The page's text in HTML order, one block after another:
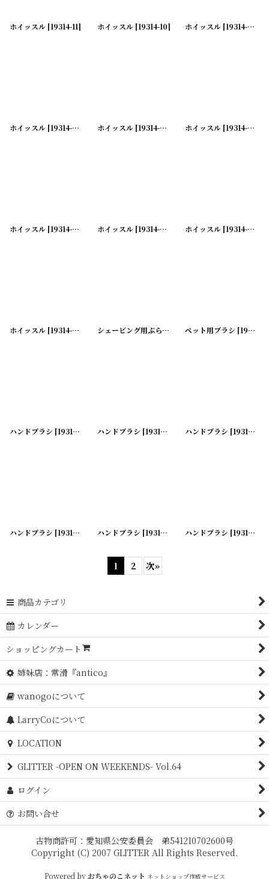
ホイッスル [19314-11] ホイッスル [19314-10] ホイッスル [19314-09
ホイッスル [19314-08 ホイッスル [19314-07 ホイッスル [19314-06
ホイッスル [19314-05 ホイッスル [19314-04 ホイッスル [19314-03
ホイッスル [19314-02 シェービング用ぶらし 19313-15]
ペット用ブラシ [19313-14
ハンドブラシ [19313-13 ハンドブラシ [19313-12 ハンドブラシ [19313-11
ハンドブラシ [19313-10 ハンドブラシ [19313-09 ハンドブラシ [19313-08
1 2 次»
商品カテゴリ
カレンダー
ショッピングカート
姉妹店：常滑『antico』
wanogoについて
LarryCoについて
LOCATION
GLITTER -OPEN ON WEEKENDS- Vol.64
ログイン
お問い合せ
古物商許可：愛知県公安委員会 弟541210702600号
Copyright (C) 2007 GLITTER All Rights Reserved.
Powered byおちゃのこネット ネットショップ作成サービス